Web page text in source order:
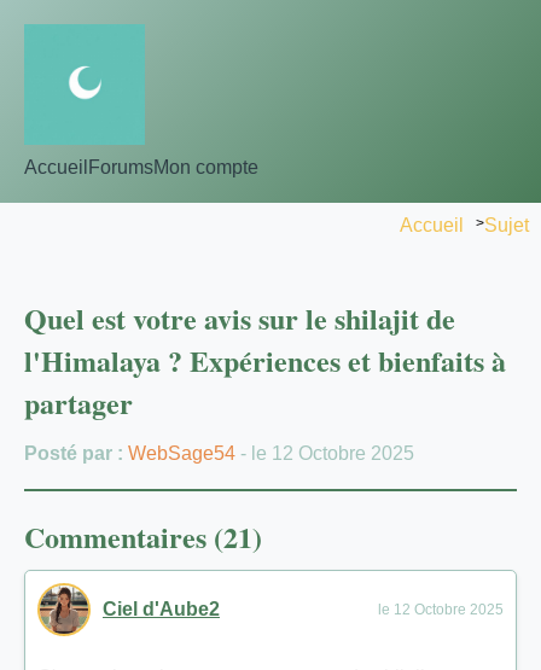
Accueil ForumsMon compte
Accueil >Sujet
Quel est votre avis sur le shilajit de
l'Himalaya ? Expériences et bienfaits à
partager
Posté par : WebSage54 - le 12 Octobre 2025
Commentaires (21)
Ciel d'Aube2 le 12 Octobre 2025